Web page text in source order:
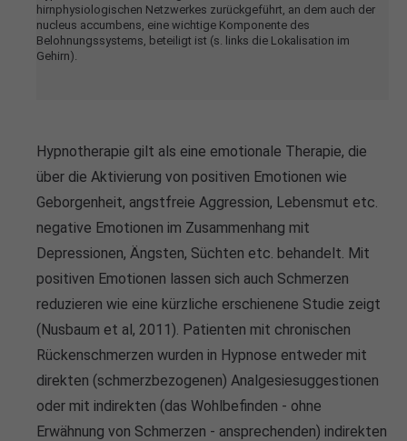
info@yourdomain.com
About us
Aenean commodo ligula eget dolor. Aenean massa.
Cum sociis natoque penatibus et magnis dis parturient
montes, nascetur ridiculus mus. Donec quam felis,
ultricies nec.
hirnphysiologischen Netzwerkes zurückgeführt, an dem auch der
nucleus accumbens, eine wichtige Komponente des
Belohnungssystems, beteiligt ist (s. links die Lokalisation im
Gehirn).
Hypnotherapie gilt als eine emotionale Therapie, die
über die Aktivierung von positiven Emotionen wie
Geborgenheit, angstfreie Aggression, Lebensmut etc.
negative Emotionen im Zusammenhang mit
Depressionen, Ängsten, Süchten etc. behandelt. Mit
positiven Emotionen lassen sich auch Schmerzen
reduzieren wie eine kürzliche erschienene Studie zeigt
(Nusbaum et al, 2011). Patienten mit chronischen
Rückenschmerzen wurden in Hypnose entweder mit
direkten (schmerzbezogenen) Analgesiesuggestionen
oder mit indirekten (das Wohlbefinden - ohne
Erwähnung von Schmerzen - ansprechenden) indirekten